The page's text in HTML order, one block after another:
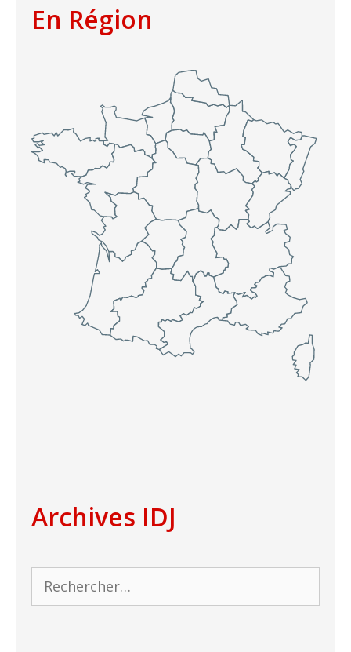
En Région
Archives IDJ
Rechercher :